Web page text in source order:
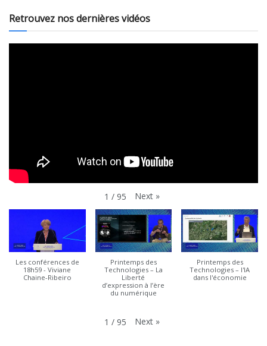
Retrouvez nos dernières vidéos
1 / 95 Next »
Les conférences de
18h59 - Viviane
Chaine-Ribeiro
Printemps des
Technologies – La
Liberté
d’expression à l’ère
du numérique
Printemps des
Technologies – l'IA
dans l'économie
1 / 95 Next »